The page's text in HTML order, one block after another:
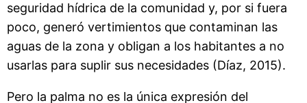
seguridad hídrica de la comunidad y, por si fuera
poco, generó vertimientos que contaminan las
aguas de la zona y obligan a los habitantes a no
usarlas para suplir sus necesidades (Díaz, 2015).
Pero la palma no es la única expresión del